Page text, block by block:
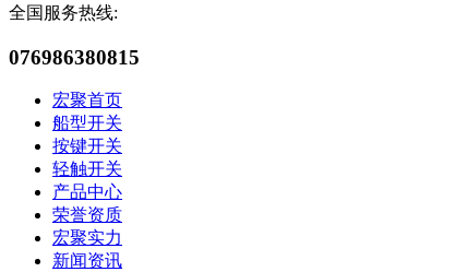
全国服务热线:
076986380815
宏聚首页
船型开关
按键开关
轻触开关
产品中心
荣誉资质
宏聚实力
新闻资讯